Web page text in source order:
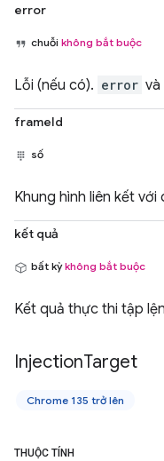
error
chuỗi không bắt buộc
Lỗi (nếu có). error và
frameId
số
Khung hình liên kết với
kết quả
bất kỳkhông bắt buộc
Kết quả thực thi tập
InjectionTarget
Chrome 135 trở lên
THUỘC TÍNH